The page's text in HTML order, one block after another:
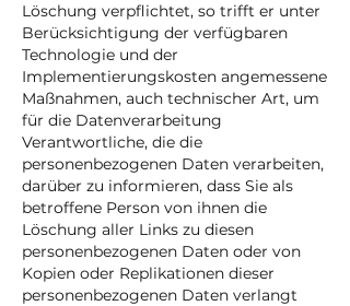
Löschung verpflichtet, so trifft er unter
Berücksichtigung der verfügbaren
Technologie und der
Implementierungskosten angemessene
Maßnahmen, auch technischer Art, um
für die Datenverarbeitung
Verantwortliche, die die
personenbezogenen Daten verarbeiten,
darüber zu informieren, dass Sie als
betroffene Person von ihnen die
Löschung aller Links zu diesen
personenbezogenen Daten oder von
Kopien oder Replikationen dieser
personenbezogenen Daten verlangt